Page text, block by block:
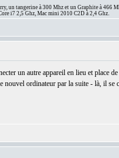
un tangerine à 300 Mhz et un Graphite à
i7 2,5 Ghz, Mac mini 2010 C2D à 2,4 Ghz.
un autre appareil en lieu et place
ordinateur par la suite - là, il